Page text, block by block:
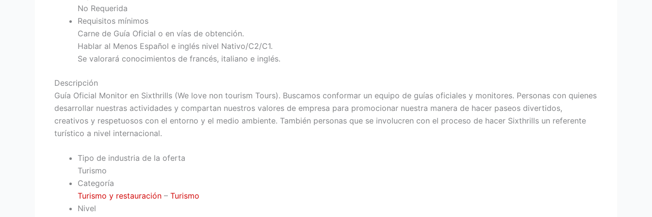
No Requerida
Requisitos mínimos
Carne de Guía Oficial o en vías de obtención.
Hablar al Menos Español e inglés nivel Nativo/C2/C1.
Se valorará conocimientos de francés, italiano e inglés.
Descripción
Guía Oficial Monitor en Sixthrills (We love non tourism Tours). Buscamos conformar un equipo de guías oficiales y monitores. Personas con quienes
desarrollar nuestras actividades y compartan nuestros valores de empresa para promocionar nuestra manera de hacer paseos divertidos,
creativos y respetuosos con el entorno y el medio ambiente. También personas que se involucren con el proceso de hacer Sixthrills un referente
turístico a nivel internacional.
Tipo de industria de la oferta
Turismo
Categoría
Turismo y restauración – Turismo
Nivel